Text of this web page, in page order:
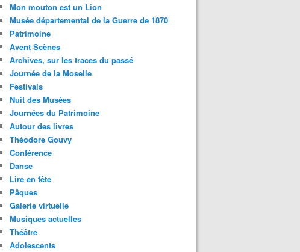
Mon mouton est un Lion
Musée départemental de la Guerre de 1870
Patrimoine
Avent Scènes
Archives, sur les traces du passé
Journée de la Moselle
Festivals
Nuit des Musées
Journées du Patrimoine
Autour des livres
Théodore Gouvy
Conférence
Danse
Lire en fête
Pâques
Galerie virtuelle
Musiques actuelles
Théâtre
Adolescents